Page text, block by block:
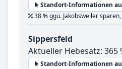
Standort-Informationen
38 % ggü. Jakobsweiler sparen,
Sippersfeld
Aktueller Hebesatz: 365
Standort-Informationen